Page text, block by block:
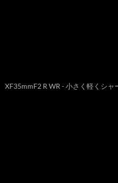
XF35mmF2 R WR - 小さく軽くシ